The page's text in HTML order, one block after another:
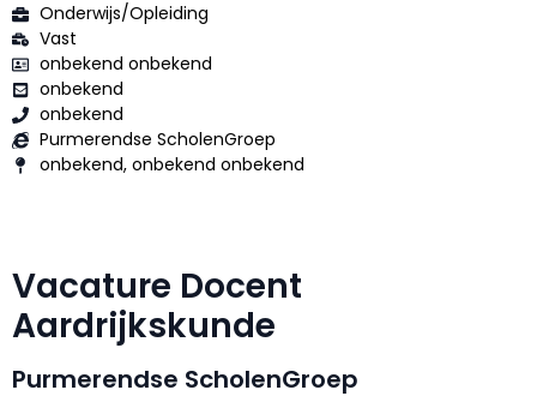
Onderwijs/Opleiding
Vast
onbekend onbekend
onbekend
onbekend
Purmerendse ScholenGroep
onbekend, onbekend onbekend
Vacature Docent
Aardrijkskunde
Purmerendse ScholenGroep